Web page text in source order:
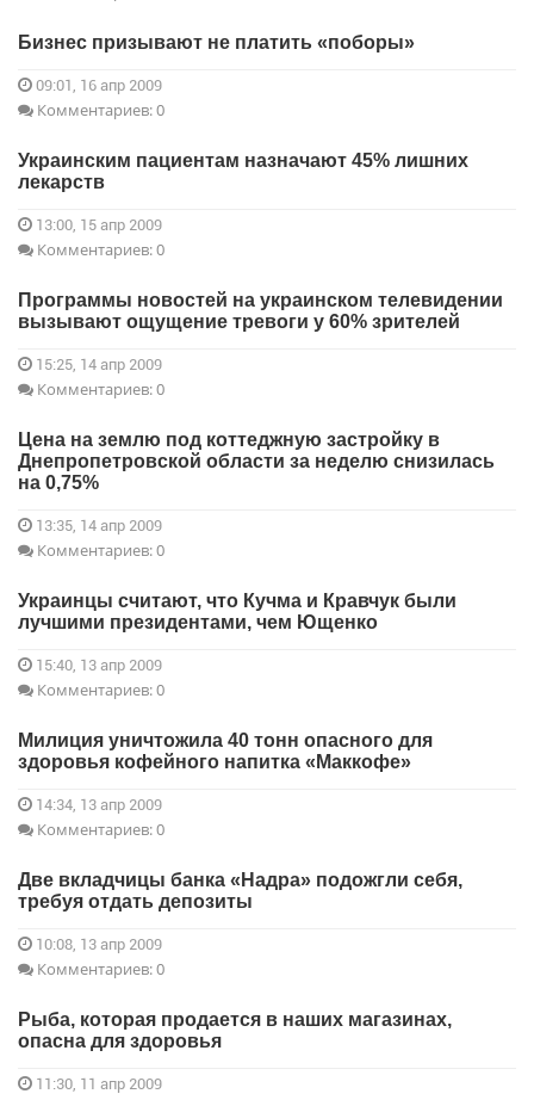
Бизнес призывают не платить «поборы»
09:01, 16 апр 2009
Комментариев: 0
Украинским пациентам назначают 45% лишних
лекарств
13:00, 15 апр 2009
Комментариев: 0
Программы новостей на украинском телевидении
вызывают ощущение тревоги у 60% зрителей
15:25, 14 апр 2009
Комментариев: 0
Цена на землю под коттеджную застройку в
Днепропетровской области за неделю снизилась
на 0,75%
13:35, 14 апр 2009
Комментариев: 0
Украинцы считают, что Кучма и Кравчук были
лучшими президентами, чем Ющенко
15:40, 13 апр 2009
Комментариев: 0
Милиция уничтожила 40 тонн опасного для
здоровья кофейного напитка «Маккофе»
14:34, 13 апр 2009
Комментариев: 0
Две вкладчицы банка «Надра» подожгли себя,
требуя отдать депозиты
10:08, 13 апр 2009
Комментариев: 0
Рыба, которая продается в наших магазинах,
опасна для здоровья
11:30, 11 апр 2009